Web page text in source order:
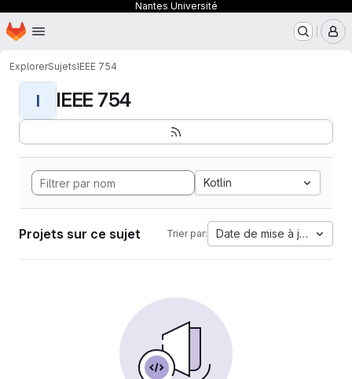
Nantes Université
Passer au contenu principal
Page d'accueil
ExplorerSujetsIEEE 754
I IEEE 754
Kotlin
Projets sur ce sujet Trier par: Date de mise à jour